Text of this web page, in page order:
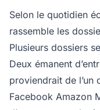
Selon le quotidien
rassemble les
Plusieurs dossiers
Deux émanent
proviendrait de l’un
Facebook Amazon